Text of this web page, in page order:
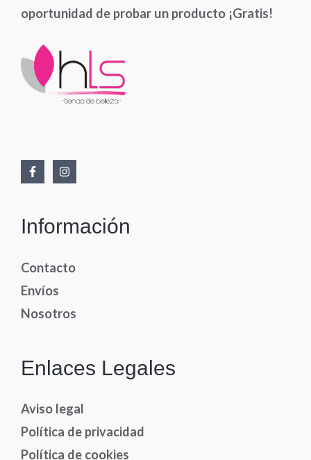
oportunidad de probar un producto ¡Gratis!
Información
Contacto
Envíos
Nosotros
Enlaces Legales
Aviso legal
Política de privacidad
Política de cookies